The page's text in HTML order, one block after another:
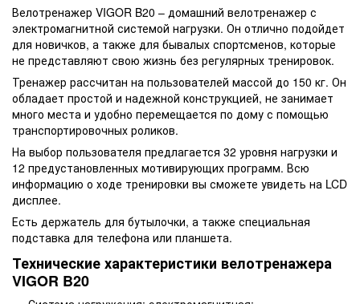
Велотренажер VIGOR B20 – домашний велотренажер с
электромагнитной системой нагрузки. Он отлично подойдет
для новичков, а также для бывалых спортсменов, которые
не представляют свою жизнь без регулярных тренировок.
Тренажер рассчитан на пользователей массой до 150 кг. Он
обладает простой и надежной конструкцией, не занимает
много места и удобно перемещается по дому с помощью
транспортировочных роликов.
На выбор пользователя предлагается 32 уровня нагрузки и
12 предустановленных мотивирующих программ. Всю
информацию о ходе тренировки вы сможете увидеть на LCD
дисплее.
Есть держатель для бутылочки, а также специальная
подставка для телефона или планшета.
Технические характеристики велотренажера
VIGOR B20